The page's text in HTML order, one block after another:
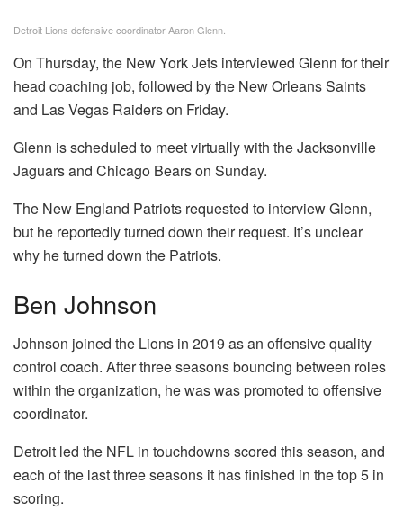
Detroit Lions defensive coordinator Aaron Glenn.
On Thursday, the New York Jets interviewed Glenn for their
head coaching job, followed by the New Orleans Saints
and Las Vegas Raiders on Friday.
Glenn is scheduled to meet virtually with the Jacksonville
Jaguars and Chicago Bears on Sunday.
The New England Patriots requested to interview Glenn,
but he reportedly turned down their request. It’s unclear
why he turned down the Patriots.
Ben Johnson
Johnson joined the Lions in 2019 as an offensive quality
control coach. After three seasons bouncing between roles
within the organization, he was was promoted to offensive
coordinator.
Detroit led the NFL in touchdowns scored this season, and
each of the last three seasons it has finished in the top 5 in
scoring.